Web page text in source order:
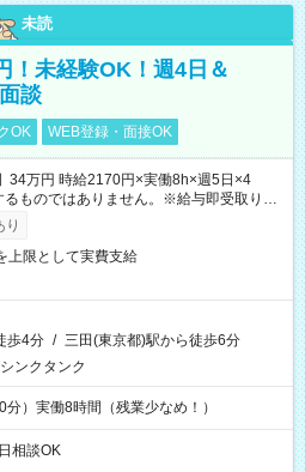
未読
！未経験OK！週4日＆
談
OK WEB登録・面接OK
万円 時給2170円×実働8h×週5日×4
ものではありません。※給与即受取りサ
件有）
り
上限として実費支給
歩4分 / 三田(東京都)駅から徒歩6分
ンクタンク
）実働8時間（残業少なめ！）
相談OK